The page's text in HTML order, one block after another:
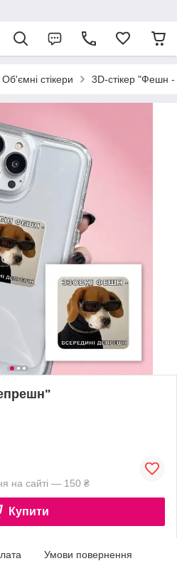
Об'ємні стікери 3D-стікер "Фешн
на сайті — 150 ₴
Купити
Умови повернення